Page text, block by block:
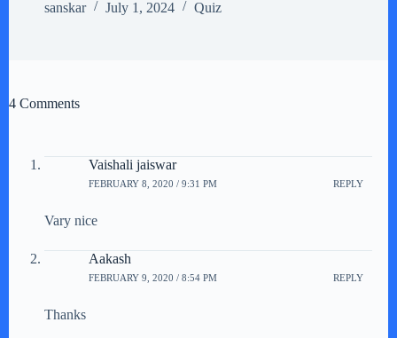
sanskar
July 1, 2024 Quiz
4 Comments
Vaishali jaiswar
FEBRUARY 8, 2020 / 9:31 PM REPLY
Vary nice
Aakash
FEBRUARY 9, 2020 / 8:54 PM REPLY
Thanks